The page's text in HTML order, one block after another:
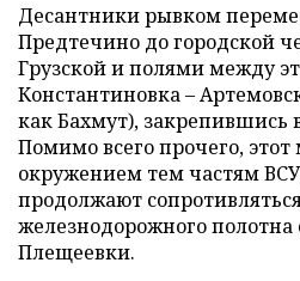
Десантники рывком
Предтечино до городской
Грузской и полями между
Константиновка –
как Бахмут), закрепившись
Помимо всего прочего, этот
окружением тем частям
продолжают
железнодорожного полотна
Плещеевки.